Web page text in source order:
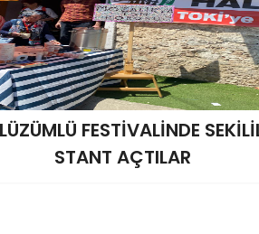
FESTİVALİNDE
STANT AÇTILAR